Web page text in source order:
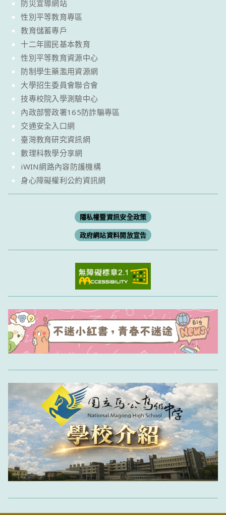
防災宣導網站
性別平等教育專區
教育儲蓄專戶
十二年國民基本教育
性別平等教育資源中心
防制學生藥濫用資源網
大學招生委員會聯合會
技專校院入學測驗中心
內政部警政署165防詐騙專區
交通安全入口網
臺灣教育研究資訊網
數理科教學分享網
iWIN網路內容防護機構
身心障礙權利公約資訊網
隱私權暨資訊安全政策
政府網站資料開放宣告